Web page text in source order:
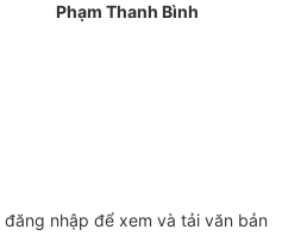
Phạm Thanh Bình
đăng nhập để xem và tải văn bản